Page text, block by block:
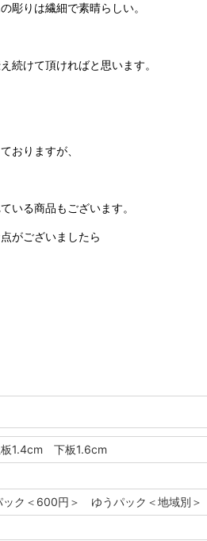
彫りは繊細で素晴らしい。
続けて頂ければと思います。
おりますが、
いる商品もございます。
がございましたら
1.4cm 下板1.6cm
ク＜600円＞ ゆうパック＜地域別＞